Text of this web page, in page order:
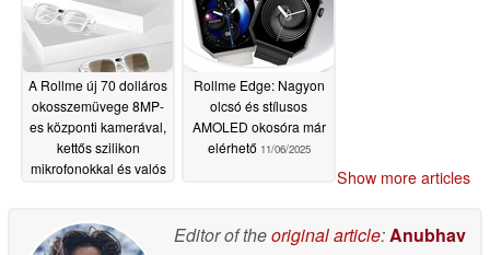
A Rollme új 70 dolláros
okosszemüvege 8MP-
es központi kamerával,
kettős szilikon
mikrofonokkal és valós
11/12/2025
Rollme Edge: Nagyon
olcsó és stílusos
AMOLED okosóra már
elérhető 11/06/2025
Show more articles
Editor of theoriginal article:Anubhav